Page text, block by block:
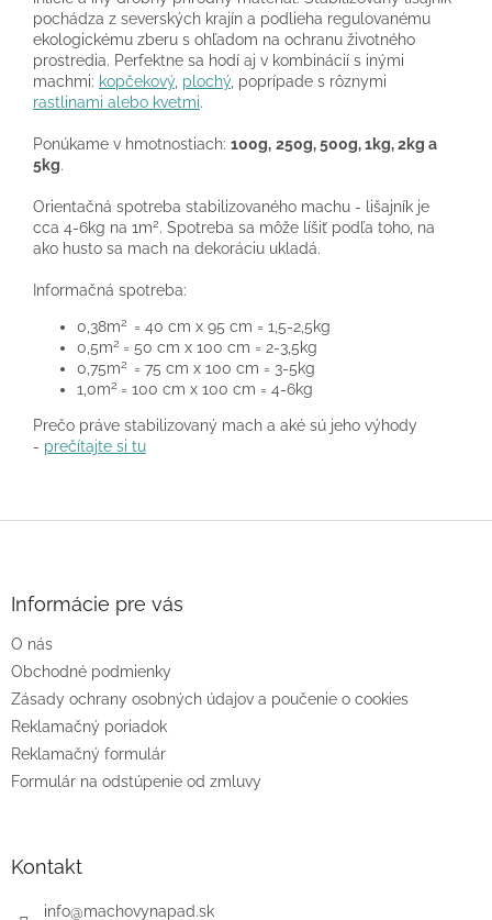
pochádza z severských krajín a podlieha regulovanému
ekologickému zberu s ohľadom na ochranu životného
prostredia. Perfektne sa hodí aj v kombinácií s inými
machmi: kopčekový, plochý, poprípade s rôznymi
rastlinami alebo kvetmi.
Ponúkame v hmotnostiach: 100g, 250g, 500g, 1kg, 2kg a
5kg.
Orientačná spotreba stabilizovaného machu - lišajník je
cca 4-6kg na 1m2. Spotreba sa môže líšiť podľa toho, na
ako husto sa mach na dekoráciu ukladá.
Informačná spotreba:
0,38m2 = 40 cm x 95 cm = 1,5-2,5kg
0,5m2 = 50 cm x 100 cm = 2-3,5kg
0,75m2 = 75 cm x 100 cm = 3-5kg
1,0m2 = 100 cm x 100 cm = 4-6kg
Prečo práve stabilizovaný mach a aké sú jeho výhody
- prečítajte si tu
e
Informácie pre vás
O nás
Obchodné podmienky
Zásady ochrany osobných údajov a poučenie o cookies
Reklamačný poriadok
Reklamačný formulár
Formulár na odstúpenie od zmluvy
Kontakt
info@machovynapad.sk